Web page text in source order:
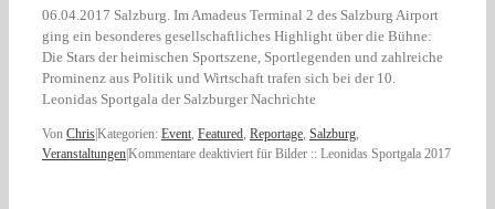
06.04.2017 Salzburg. Im Amadeus Terminal 2 des Salzburg Airport
ging ein besonderes gesellschaftliches Highlight über die Bühne:
Die Stars der heimischen Sportszene, Sportlegenden und zahlreiche
Prominenz aus Politik und Wirtschaft trafen sich bei der 10.
Leonidas Sportgala der Salzburger Nachrichte
Von Chris|Kategorien: Event Featured Reportage Salzburg
Veranstaltungen|Kommentare deaktiviert für Bilder :: Leonidas Sportgala 2017